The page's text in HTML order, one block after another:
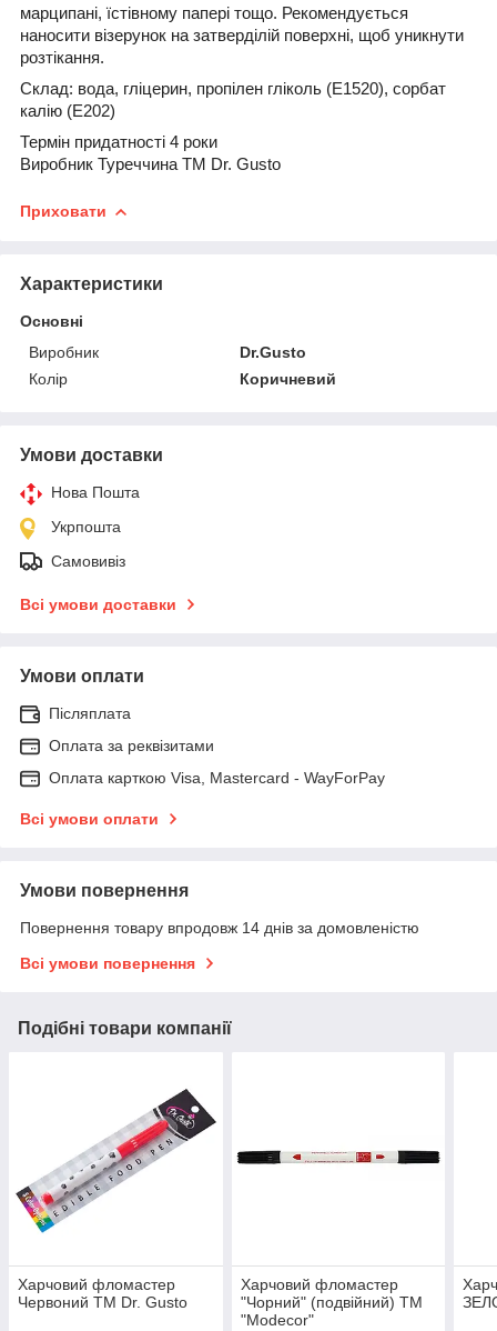
марципані, їстівному папері тощо. Рекомендується
наносити візерунок на затверділій поверхні, щоб уникнути
розтікання.
Склад: вода, гліцерин, пропілен гліколь (Е1520), сорбат
калію (Е202)
Термін придатності 4 роки
Виробник Туреччина ТМ Dr. Gusto
Приховати
Характеристики
Основні
Виробник
Dr.Gusto
Колір
Коричневий
Умови доставки
Нова Пошта
Укрпошта
Самовивіз
Всі умови доставки
Умови оплати
Післяплата
Оплата за реквізитами
Оплата карткою Visa, Mastercard - WayForPay
Всі умови оплати
Умови повернення
Повернення товару впродовж 14 днів за домовленістю
Всі умови повернення
Подібні товари компанії
Харчовий фломастер
Червоний ТМ Dr. Gusto
Харчовий фломастер
"Чорний" (подвійний) ТМ
"Modecor"